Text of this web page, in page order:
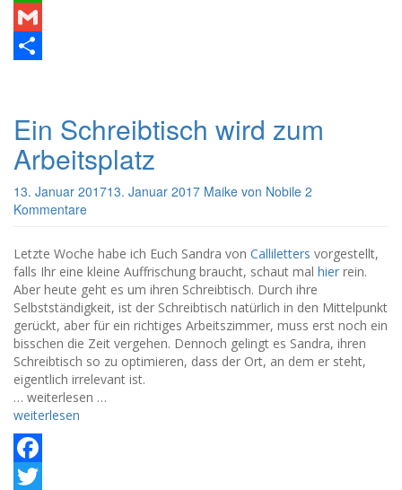
WhatsApp
Gmail
Ein Schreibtisch wird zum
Arbeitsplatz
13. Januar 201713. Januar 2017 Maike von Nobile 2
Kommentare
Letzte Woche habe ich Euch Sandra von Calliletters vorgestellt,
falls Ihr eine kleine Auffrischung braucht, schaut mal hier rein.
Aber heute geht es um ihren Schreibtisch. Durch ihre
Selbstständigkeit, ist der Schreibtisch natürlich in den Mittelpunkt
gerückt, aber für ein richtiges Arbeitszimmer, muss erst noch ein
bisschen die Zeit vergehen. Dennoch gelingt es Sandra, ihren
Schreibtisch so zu optimieren, dass der Ort, an dem er steht,
eigentlich irrelevant ist.
… weiterlesen …
weiterlesen
Facebook